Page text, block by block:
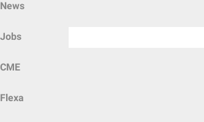
News
Jobs
CME
Flexa